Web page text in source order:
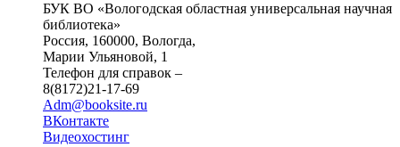
БУК ВО «Вологодская областная универсальная научная
библиотека»
Россия, 160000, Вологда,
Марии Ульяновой, 1
Телефон для справок –
8(8172)21-17-69
Adm@booksite.ru
ВКонтакте
Видеохостинг